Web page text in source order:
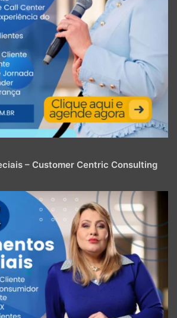
– Customer Centric Consulting